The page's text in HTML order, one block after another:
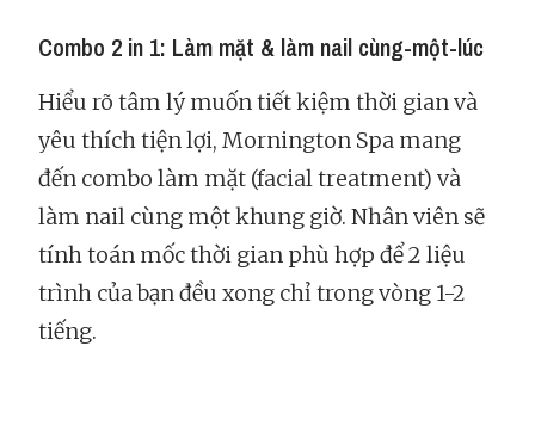
Combo 2 in 1: Làm mặt & làm nail cùng-một-lúc
Hiểu rõ tâm lý muốn tiết kiệm thời gian và
yêu thích tiện lợi, Mornington Spa mang
đến combo làm mặt (facial treatment) và
làm nail cùng một khung giờ. Nhân viên sẽ
tính toán mốc thời gian phù hợp để 2 liệu
trình của bạn đều xong chỉ trong vòng 1-2
tiếng.